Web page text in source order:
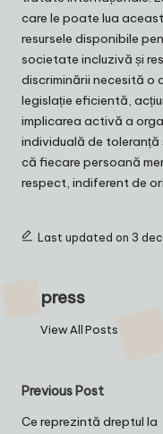
care le poate lua
resursele disponibile
societate incluzivă și
discriminării necesită o
legislație eficientă,
implicarea activă a
individuală de toleranță
că fiecare persoană
respect, indiferent de
Last updated on 3
press
View All Posts
Post
navigation
Previous Post
Ce reprezintă dreptul la